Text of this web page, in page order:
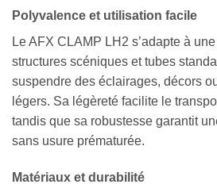
Polyvalence et utilisation facile
Le AFX CLAMP LH2 s’adapte à
structures scéniques et tubes
suspendre des éclairages, décors
légers. Sa légèreté facilite le
tandis que sa robustesse garantit
sans usure prématurée.
Matériaux et durabilité